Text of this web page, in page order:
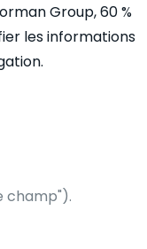
Group, 60 %
les informations
champ").